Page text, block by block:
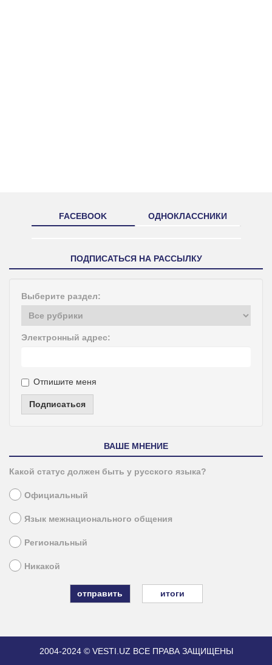
FACEBOOK ОДНОКЛАССНИКИ
ПОДПИСАТЬСЯ НА РАССЫЛКУ
Выберите раздел:
Электронный адрес:
Отпишите меня
Подписаться
ВАШЕ МНЕНИЕ
Какой статус должен быть у русского языка?
Официальный
Язык межнационального общения
Региональный
Никакой
итоги
2004-2024 © VESTI.UZ ВСЕ ПРАВА ЗАЩИЩЕНЫ